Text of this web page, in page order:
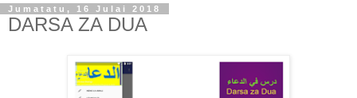
Jumatatu, 16 Julai 2018
DARSA ZA DUA